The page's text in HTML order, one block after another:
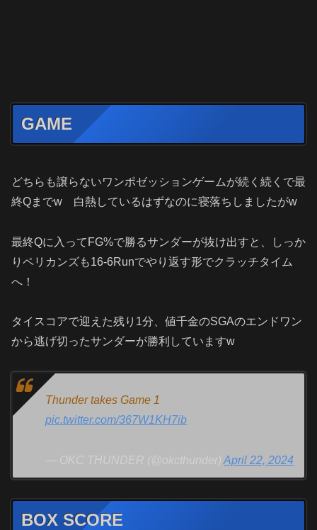
GAME
どちらも譲らないワンポゼッションゲームが続く続くで最
終Qまでw 白熱しているはずなのに寝落ちしましたがw
最終Qに入ってFG%で勝るサンダーが抜け出すと、しっか
りペリカンズも16-6Runでやり返す形でクラッチタイム
へ！
タイスコアで迎えた残り1分、値千金のSGAのエンドワン
から逃げ切ったサンダーが勝利していますw
Thunder takes Game 1
pic.twitter.com/367W1KH7ib
— OKC THUNDER (@okcthunder) April 22, 2024
BOX SCORE